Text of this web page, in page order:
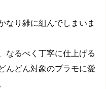
なり雑に組んでしまいま
なるべく丁寧に仕上げる
んどん対象のプラモに愛